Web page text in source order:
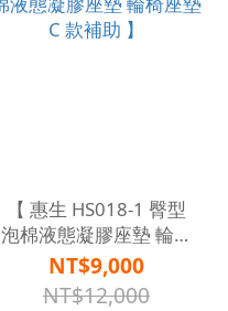
【 惠生 HS018-1 臀型
泡棉液態凝膠座墊 輪椅
座墊 C 款補助 】
NT$9,000
NT$12,000